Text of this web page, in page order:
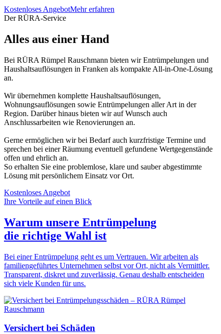
Kostenloses AngebotMehr erfahren
Der RÜRA-Service
Alles aus einer Hand
Bei RÜRA Rümpel Rauschmann bieten wir Entrümpelungen und
Haushaltsauflösungen in Franken als kompakte All-in-One-Lösung
an.
Wir übernehmen komplette Haushaltsauflösungen,
Wohnungsauflösungen sowie Entrümpelungen aller Art in der
Region. Darüber hinaus bieten wir auf Wunsch auch
Anschlussarbeiten wie Renovierungen an.
Gerne ermöglichen wir bei Bedarf auch kurzfristige Termine und
sprechen bei einer Räumung eventuell gefundene Wertgegenstände
offen und ehrlich an.
So erhalten Sie eine problemlose, klare und sauber abgestimmte
Lösung mit persönlichem Einsatz vor Ort.
Kostenloses Angebot
Ihre Vorteile auf einen Blick
Warum unsere Entrümpelung
die richtige Wahl ist
Bei einer Entrümpelung geht es um Vertrauen. Wir arbeiten als
familiengeführtes Unternehmen selbst vor Ort, nicht als Vermittler.
Transparent, diskret und zuverlässig. Genau deshalb entscheiden
sich viele Kunden für uns.
Versichert bei Schäden